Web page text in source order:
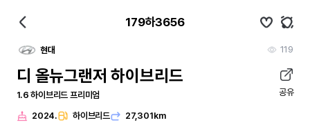
179하3656
현대 119
디 올뉴그랜저 하이브리드
1.6 하이브리드 프리미엄 공유
2024. 하이브리드 27,301km